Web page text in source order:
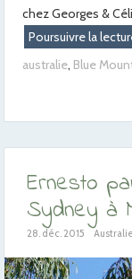
chez Georges &
Poursuivre la
australie, Blue
Ernesto
Sydney à
28. déc. 2015 Australie